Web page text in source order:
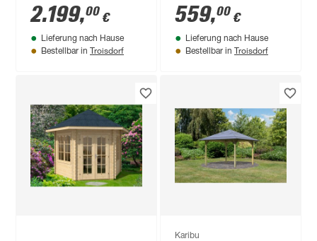
2.199,00 €
Lieferung nach Hause
Bestellbar in Troisdorf
208 x 199 cm
559,00 €
Lieferung nach Hause
Bestellbar in Troisdorf
Karibu